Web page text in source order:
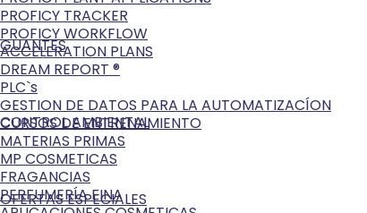
GUANTES
CONTROL AMBIENTAL
OFERTAS ESPECIALES
PROFICY TRACKER
PROFICY WORKFLOW
ACCELERATION PLANS
DREAM REPORT ®
PLC`s
GESTION DE DATOS PARA LA AUTOMATIZACÍON
CURSOS DE ENTRENAMIENTO
MATERIAS PRIMAS
MP COSMETICAS
FRAGANCIAS
PERFUMERÍA FINA